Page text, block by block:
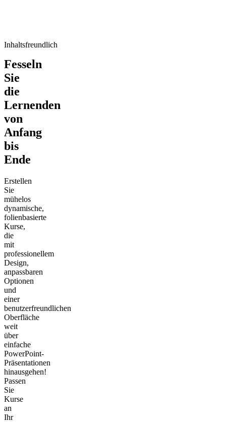
Inhaltsfreundlich
Fesseln
Sie
die
Lernenden
von
Anfang
bis
Ende
Erstellen
Sie
mühelos
dynamische,
folienbasierte
Kurse,
die
mit
professionellem
Design,
anpassbaren
Optionen
und
einer
benutzerfreundlichen
Oberfläche
weit
über
einfache
PowerPoint-
Präsentationen
hinausgehen!
Passen
Sie
Kurse
an
Ihr